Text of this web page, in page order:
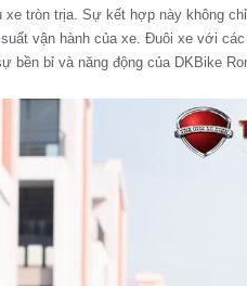
tròn trịa. Sự kết hợp này không
vận hành của xe. Đuôi xe với
bền bỉ và năng động của DKBike